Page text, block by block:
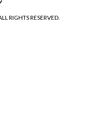
RIGHTS RESERVED.